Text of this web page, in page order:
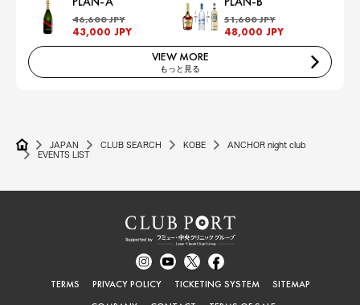
46,600 JPY
43,000 JPY
51,600 JPY
48,000 JPY
VIEW MORE
もっと見る
JAPAN CLUB SEARCH KOBE
ANCHOR night club
EVENTS LIST
TERMS PRIVACY POLICY TICKETING SYSTEM
SITEMAP